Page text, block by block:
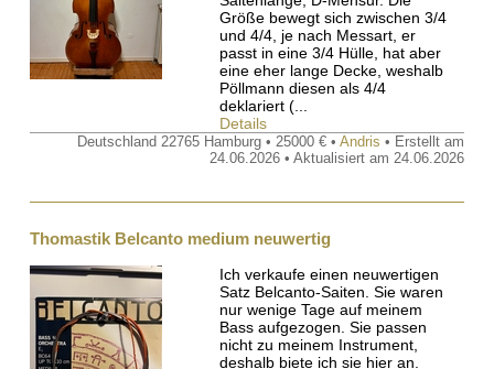
Größe bewegt sich zwischen 3/4
und 4/4, je nach Messart, er
passt in eine 3/4 Hülle, hat aber
eine eher lange Decke, weshalb
Pöllmann diesen als 4/4
deklariert (...
Details
Deutschland 22765 Hamburg • 25000 € • Andris • Erstellt am
24.06.2026 • Aktualisiert am 24.06.2026
Thomastik Belcanto medium neuwertig
Ich verkaufe einen neuwertigen
Satz Belcanto-Saiten. Sie waren
nur wenige Tage auf meinem
Bass aufgezogen. Sie passen
nicht zu meinem Instrument,
deshalb biete ich sie hier an.